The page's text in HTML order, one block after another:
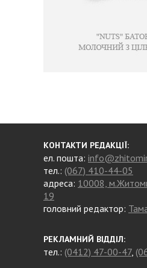
КОНТАКТИ РЕДАКЦІЇ:
ел. пошта:
тел.: (067) 410-44-05
адреса: 10008,
19
головний редактор:
РЕКЛАМНИЙ ВІДДІЛ:
тел.: (0412) 47-00-47,